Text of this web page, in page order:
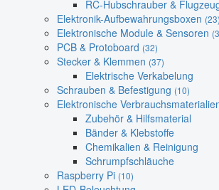
RC-Hubschrauber &
Elektronik-Aufbewahrungsboxen (23)
Elektronische Module & Sensoren
PCB & Protoboard (32)
Stecker & Klemmen (37)
Elektrische Verkabelung
Schrauben & Befestigung (10)
Elektronische
Zubehör & Hilfsmaterial
Bänder & Klebstoffe
Chemikalien & Reinigung
Schrumpfschläuche
Raspberry Pi (10)